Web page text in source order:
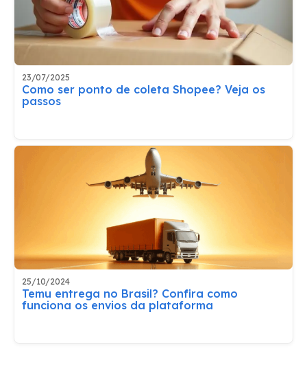
23/07/2025
Como ser ponto de coleta Shopee? Veja os
passos
25/10/2024
Temu entrega no Brasil? Confira como
funciona os envios da plataforma